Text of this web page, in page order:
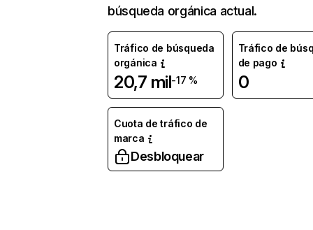
búsqueda orgánica actual.
Tráfico de búsqueda
orgánica
20,7 mil-17 %
Tráfico de
de pago
0
Cuota de tráfico de
marca
Desbloquear